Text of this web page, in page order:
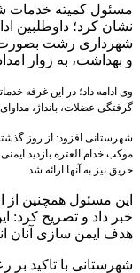
مسئول کمیته خدمات
نشان‌ کرد؛ داوطلبین
شهرداری رشت بصورت
و بهداشت، به زوار
وی ادامه داد؛ در این غرفه
گرفتگی عضلات، بانداژ،
شهرستانی افزود: از روز
موکب خدام العتره بازدید
حریق نیز به آنها ارائه شد.
این‌ مسئول همچنین
خبر داد و تصریح کرد:
هدف ایمن سازی آنان
شهرستانی با تاکید